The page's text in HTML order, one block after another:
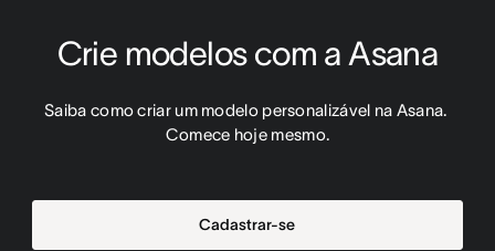
Crie modelos com a Asana
Saiba como criar um modelo personalizável na Asana.
Comece hoje mesmo.
Cadastrar-se